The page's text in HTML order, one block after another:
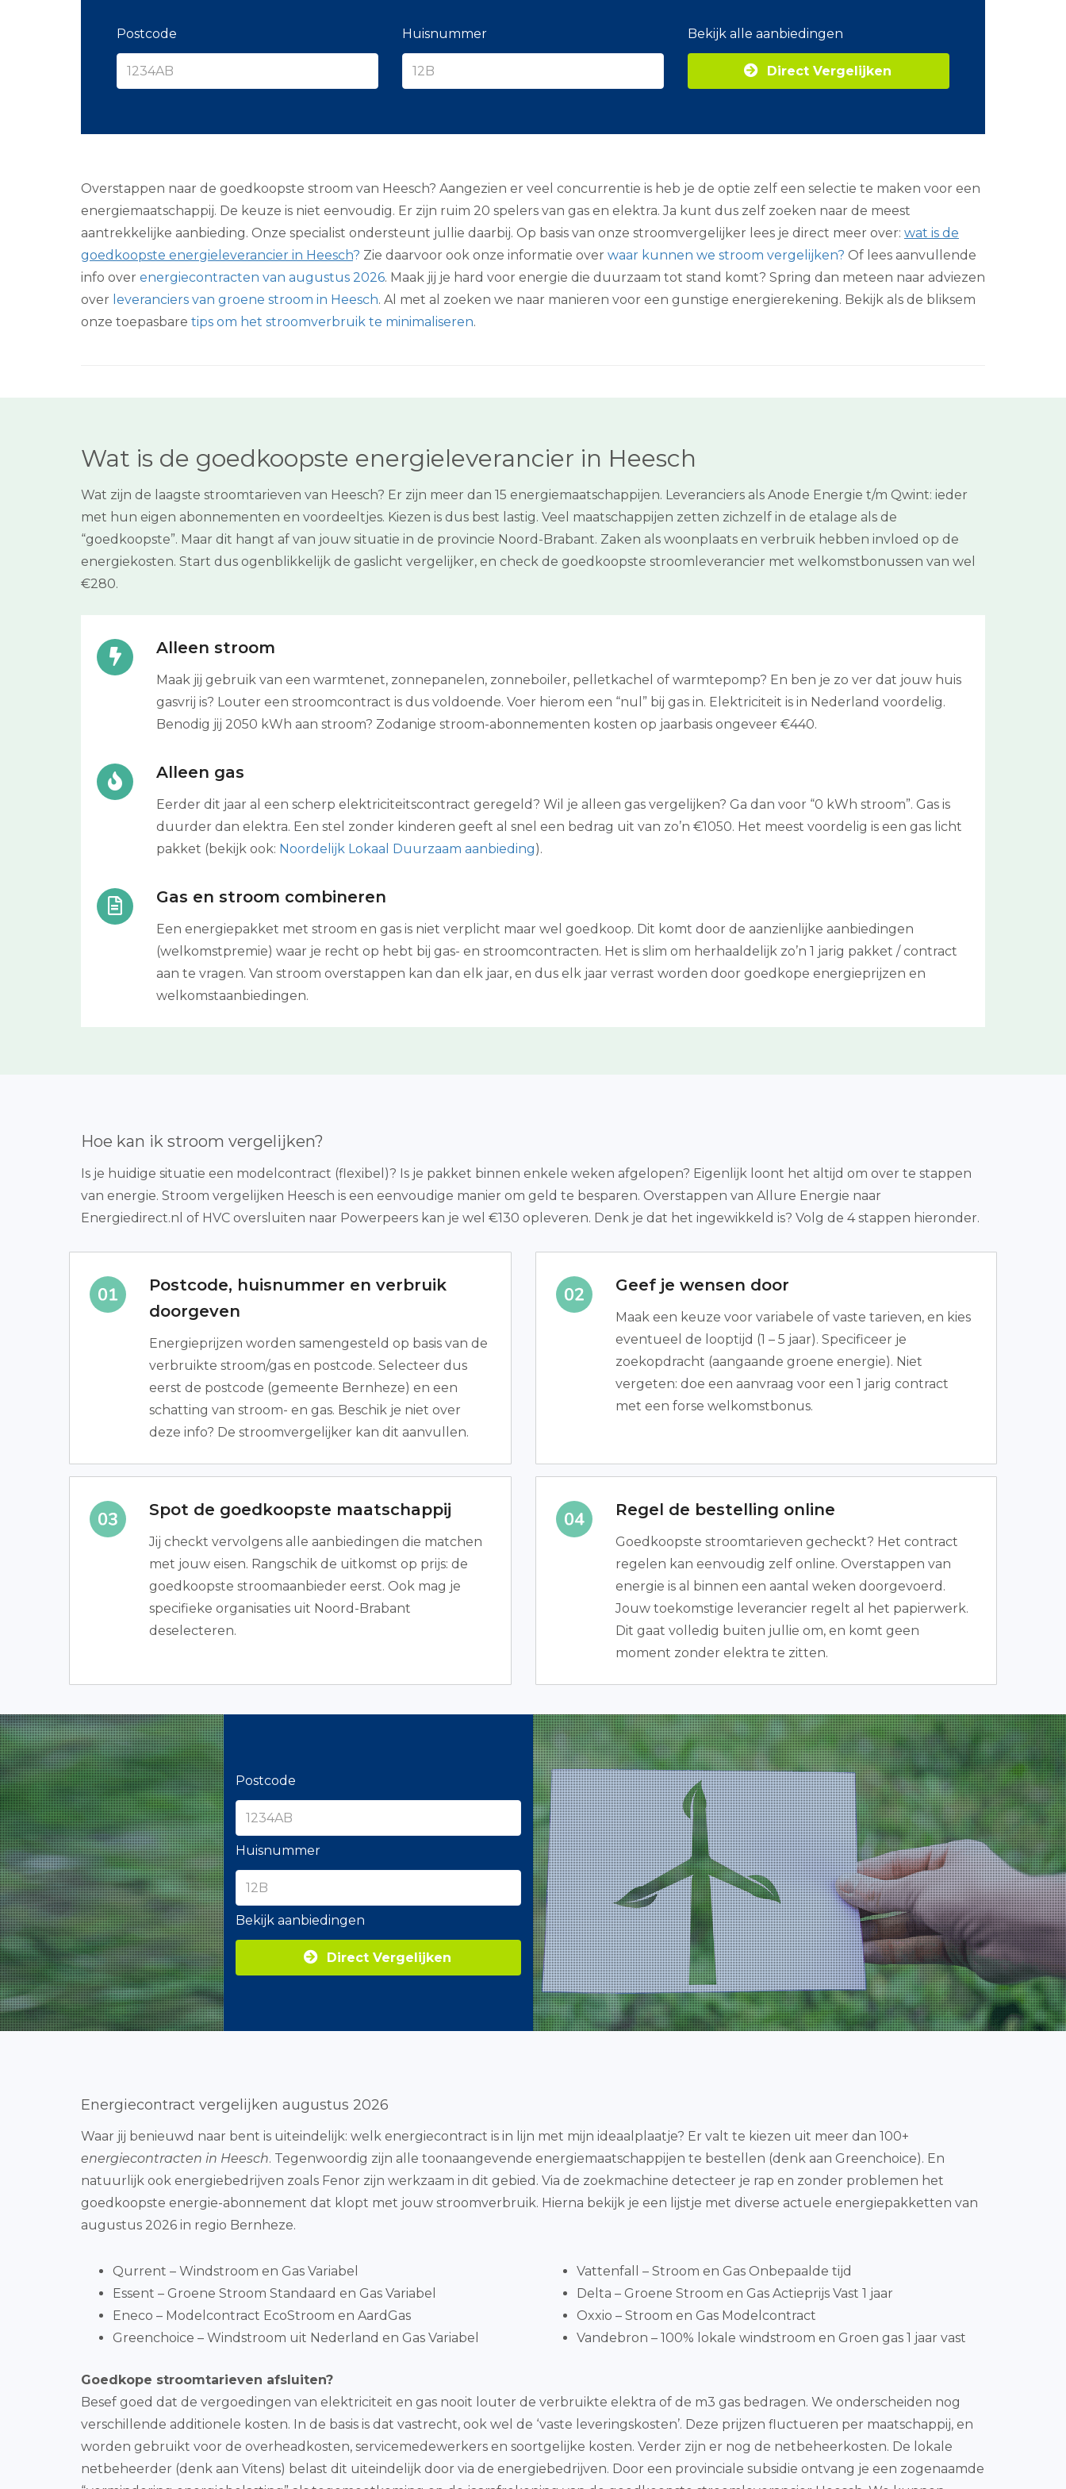
a
e
m
Z
j
n
e
g
i
Postcode Huisnummer Bekijk alle aanbiedingen
Direct Vergelijken
Overstappen naar de goedkoopste stroom van Heesch? Aangezien er veel concurrentie is heb je de optie zelf een selectie te maken voor een
energiemaatschappij. De keuze is niet eenvoudig. Er zijn ruim 20 spelers van gas en elektra. Ja kunt dus zelf zoeken naar de meest
aantrekkelijke aanbieding. Onze specialist ondersteunt jullie daarbij. Op basis van onze stroomvergelijker lees je direct meer over: wat is de
goedkoopste energieleverancier in Heesch? Zie daarvoor ook onze informatie over waar kunnen we stroom vergelijken? Of lees aanvullende
info over energiecontracten van augustus 2026. Maak jij je hard voor energie die duurzaam tot stand komt? Spring dan meteen naar adviezen
over leveranciers van groene stroom in Heesch. Al met al zoeken we naar manieren voor een gunstige energierekening. Bekijk als de bliksem
onze toepasbare tips om het stroomverbruik te minimaliseren.
Wat is de goedkoopste energieleverancier in Heesch
Wat zijn de laagste stroomtarieven van Heesch? Er zijn meer dan 15 energiemaatschappijen. Leveranciers als Anode Energie t/m Qwint: ieder
met hun eigen abonnementen en voordeeltjes. Kiezen is dus best lastig. Veel maatschappijen zetten zichzelf in de etalage als de
“goedkoopste”. Maar dit hangt af van jouw situatie in de provincie Noord-Brabant. Zaken als woonplaats en verbruik hebben invloed op de
energiekosten. Start dus ogenblikkelijk de gaslicht vergelijker, en check de goedkoopste stroomleverancier met welkomstbonussen van wel
€280.
Alleen stroom
Maak jij gebruik van een warmtenet, zonnepanelen, zonneboiler, pelletkachel of warmtepomp? En ben je zo ver dat jouw huis
gasvrij is? Louter een stroomcontract is dus voldoende. Voer hierom een “nul” bij gas in. Elektriciteit is in Nederland voordelig.
Benodig jij 2050 kWh aan stroom? Zodanige stroom-abonnementen kosten op jaarbasis ongeveer €440.
Alleen gas
Eerder dit jaar al een scherp elektriciteitscontract geregeld? Wil je alleen gas vergelijken? Ga dan voor “0 kWh stroom”. Gas is
duurder dan elektra. Een stel zonder kinderen geeft al snel een bedrag uit van zo’n €1050. Het meest voordelig is een gas licht
pakket (bekijk ook: Noordelijk Lokaal Duurzaam aanbieding).
Gas en stroom combineren
Een energiepakket met stroom en gas is niet verplicht maar wel goedkoop. Dit komt door de aanzienlijke aanbiedingen
(welkomstpremie) waar je recht op hebt bij gas- en stroomcontracten. Het is slim om herhaaldelijk zo’n 1 jarig pakket / contract
aan te vragen. Van stroom overstappen kan dan elk jaar, en dus elk jaar verrast worden door goedkope energieprijzen en
welkomstaanbiedingen.
Hoe kan ik stroom vergelijken?
Is je huidige situatie een modelcontract (flexibel)? Is je pakket binnen enkele weken afgelopen? Eigenlijk loont het altijd om over te stappen
van energie. Stroom vergelijken Heesch is een eenvoudige manier om geld te besparen. Overstappen van Allure Energie naar
Energiedirect.nl of HVC oversluiten naar Powerpeers kan je wel €130 opleveren. Denk je dat het ingewikkeld is? Volg de 4 stappen hieronder.
Postcode, huisnummer en verbruik
doorgeven
Energieprijzen worden samengesteld op basis van de
verbruikte stroom/gas en postcode. Selecteer dus
eerst de postcode (gemeente Bernheze) en een
schatting van stroom- en gas. Beschik je niet over
deze info? De stroomvergelijker kan dit aanvullen.
Geef je wensen door
Maak een keuze voor variabele of vaste tarieven, en kies
eventueel de looptijd (1 – 5 jaar). Specificeer je
zoekopdracht (aangaande groene energie). Niet
vergeten: doe een aanvraag voor een 1 jarig contract
met een forse welkomstbonus.
Spot de goedkoopste maatschappij
Jij checkt vervolgens alle aanbiedingen die matchen
met jouw eisen. Rangschik de uitkomst op prijs: de
goedkoopste stroomaanbieder eerst. Ook mag je
specifieke organisaties uit Noord-Brabant
deselecteren.
Regel de bestelling online
Goedkoopste stroomtarieven gecheckt? Het contract
regelen kan eenvoudig zelf online. Overstappen van
energie is al binnen een aantal weken doorgevoerd.
Jouw toekomstige leverancier regelt al het papierwerk.
Dit gaat volledig buiten jullie om, en komt geen
moment zonder elektra te zitten.
Postcode
Huisnummer
Bekijk aanbiedingen
Direct Vergelijken
Energiecontract vergelijken augustus 2026
Waar jij benieuwd naar bent is uiteindelijk: welk energiecontract is in lijn met mijn ideaalplaatje? Er valt te kiezen uit meer dan 100+
energiecontracten in Heesch. Tegenwoordig zijn alle toonaangevende energiemaatschappijen te bestellen (denk aan Greenchoice). En
natuurlijk ook energiebedrijven zoals Fenor zijn werkzaam in dit gebied. Via de zoekmachine detecteer je rap en zonder problemen het
goedkoopste energie-abonnement dat klopt met jouw stroomverbruik. Hierna bekijk je een lijstje met diverse actuele energiepakketten van
augustus 2026 in regio Bernheze.
Qurrent – Windstroom en Gas Variabel
Essent – Groene Stroom Standaard en Gas Variabel
Eneco – Modelcontract EcoStroom en AardGas
Greenchoice – Windstroom uit Nederland en Gas Variabel
Vattenfall – Stroom en Gas Onbepaalde tijd
Delta – Groene Stroom en Gas Actieprijs Vast 1 jaar
Oxxio – Stroom en Gas Modelcontract
Vandebron – 100% lokale windstroom en Groen gas 1 jaar vast
Goedkope stroomtarieven afsluiten?
Besef goed dat de vergoedingen van elektriciteit en gas nooit louter de verbruikte elektra of de m3 gas bedragen. We onderscheiden nog
verschillende additionele kosten. In de basis is dat vastrecht, ook wel de ‘vaste leveringskosten’. Deze prijzen fluctueren per maatschappij, en
worden gebruikt voor de overheadkosten, servicemedewerkers en soortgelijke kosten. Verder zijn er nog de netbeheerkosten. De lokale
netbeheerder (denk aan Vitens) belast dit uiteindelijk door via de energiebedrijven. Door een provinciale subsidie ontvang je een zogenaamde